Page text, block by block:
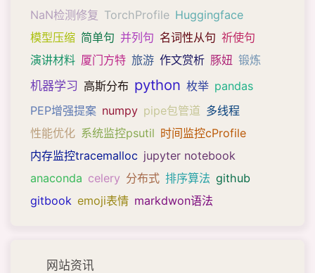
NaN检测修复 TorchProfile Huggingface
模型压缩 简单句 并列句 名词性从句 祈使句
演讲材料 厦门方特 旅游 作文赏析 豚妞 锻炼
机器学习 高斯分布 python 枚举 pandas
PEP增强提案 numpy pipe包管道 多线程
性能优化 系统监控psutil 时间监控cProfile
内存监控tracemalloc jupyter notebook
anaconda celery 分布式 排序算法 github
gitbook emoji表情 markdwon语法
网站资讯